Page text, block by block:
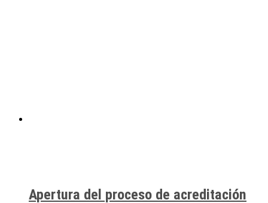
Apertura del proceso de acreditación